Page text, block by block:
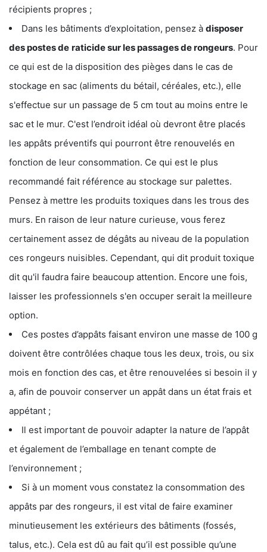
récipients propres ;
Dans les bâtiments d’exploitation, pensez à disposer
des postes de raticide sur les passages de rongeurs. Pour
ce qui est de la disposition des pièges dans le cas de
stockage en sac (aliments du bétail, céréales, etc.), elle
s'effectue sur un passage de 5 cm tout au moins entre le
sac et le mur. C'est l’endroit idéal où devront être placés
les appâts préventifs qui pourront être renouvelés en
fonction de leur consommation. Ce qui est le plus
recommandé fait référence au stockage sur palettes.
Pensez à mettre les produits toxiques dans les trous des
murs. En raison de leur nature curieuse, vous ferez
certainement assez de dégâts au niveau de la population
ces rongeurs nuisibles. Cependant, qui dit produit toxique
dit qu'il faudra faire beaucoup attention. Encore une fois,
laisser les professionnels s'en occuper serait la meilleure
option.
Ces postes d’appâts faisant environ une masse de 100 g
doivent être contrôlées chaque tous les deux, trois, ou six
mois en fonction des cas, et être renouvelées si besoin il y
a, afin de pouvoir conserver un appât dans un état frais et
appétant ;
Il est important de pouvoir adapter la nature de l’appât
et également de l’emballage en tenant compte de
l’environnement ;
Si à un moment vous constatez la consommation des
appâts par des rongeurs, il est vital de faire examiner
minutieusement les extérieurs des bâtiments (fossés,
talus, etc.). Cela est dû au fait qu’il est possible qu’une